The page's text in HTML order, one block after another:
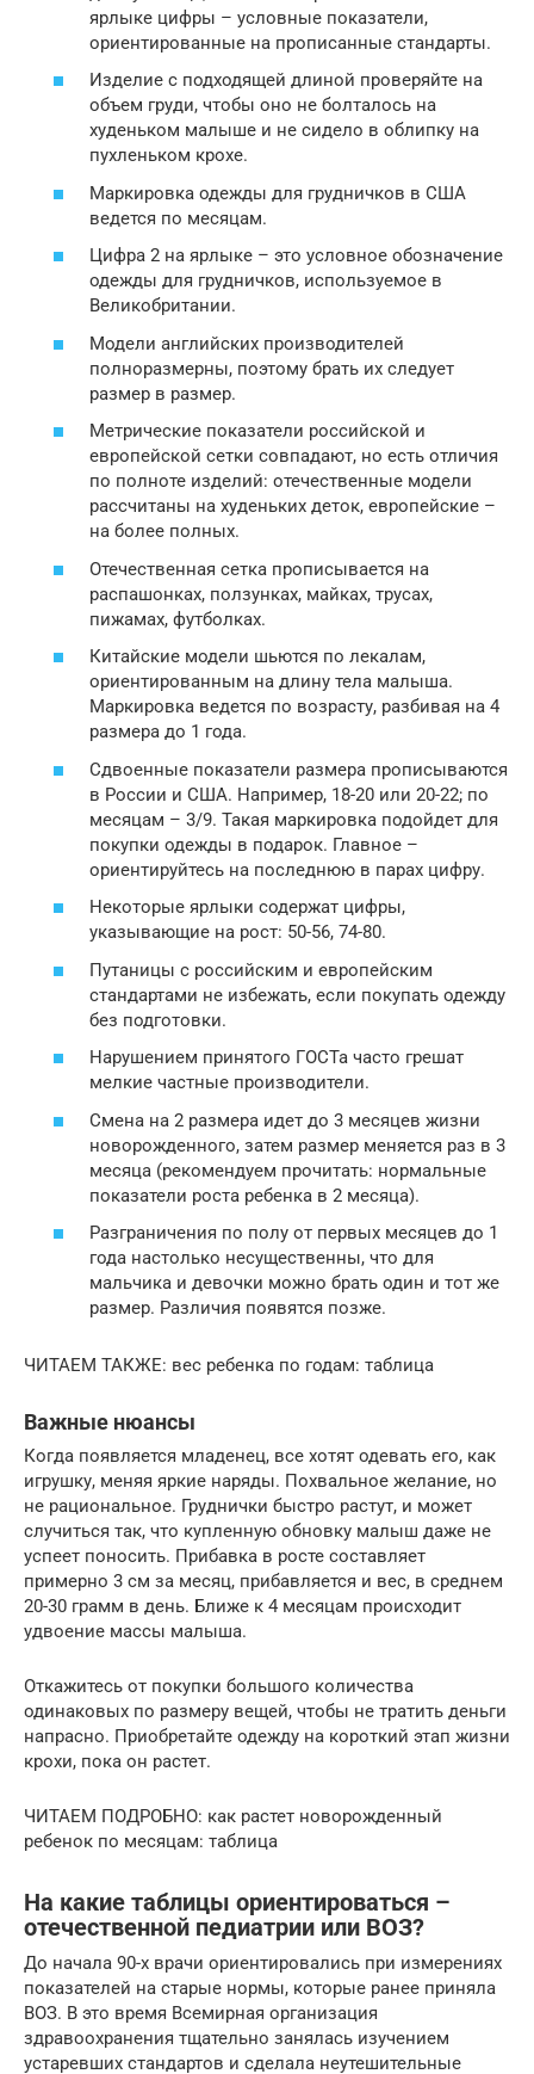
ярлыке цифры – условные показатели,
ориентированные на прописанные стандарты.
Изделие с подходящей длиной проверяйте на
объем груди, чтобы оно не болталось на
худеньком малыше и не сидело в облипку на
пухленьком крохе.
Маркировка одежды для грудничков в США
ведется по месяцам.
Цифра 2 на ярлыке – это условное обозначение
одежды для грудничков, используемое в
Великобритании.
Модели английских производителей
полноразмерны, поэтому брать их следует
размер в размер.
Метрические показатели российской и
европейской сетки совпадают, но есть отличия
по полноте изделий: отечественные модели
рассчитаны на худеньких деток, европейские –
на более полных.
Отечественная сетка прописывается на
распашонках, ползунках, майках, трусах,
пижамах, футболках.
Китайские модели шьются по лекалам,
ориентированным на длину тела малыша.
Маркировка ведется по возрасту, разбивая на 4
размера до 1 года.
Сдвоенные показатели размера прописываются
в России и США. Например, 18-20 или 20-22; по
месяцам – 3/9. Такая маркировка подойдет для
покупки одежды в подарок. Главное –
ориентируйтесь на последнюю в парах цифру.
Некоторые ярлыки содержат цифры,
указывающие на рост: 50-56, 74-80.
Путаницы с российским и европейским
стандартами не избежать, если покупать одежду
без подготовки.
Нарушением принятого ГОСТа часто грешат
мелкие частные производители.
Смена на 2 размера идет до 3 месяцев жизни
новорожденного, затем размер меняется раз в 3
месяца (рекомендуем прочитать: нормальные
показатели роста ребенка в 2 месяца).
Разграничения по полу от первых месяцев до 1
года настолько несущественны, что для
мальчика и девочки можно брать один и тот же
размер. Различия появятся позже.
ЧИТАЕМ ТАКЖЕ: вес ребенка по годам: таблица
Важные нюансы
Когда появляется младенец, все хотят одевать его, как
игрушку, меняя яркие наряды. Похвальное желание, но
не рациональное. Груднички быстро растут, и может
случиться так, что купленную обновку малыш даже не
успеет поносить. Прибавка в росте составляет
примерно 3 см за месяц, прибавляется и вес, в среднем
20-30 грамм в день. Ближе к 4 месяцам происходит
удвоение массы малыша.
Откажитесь от покупки большого количества
одинаковых по размеру вещей, чтобы не тратить деньги
напрасно. Приобретайте одежду на короткий этап жизни
крохи, пока он растет.
ЧИТАЕМ ПОДРОБНО: как растет новорожденный
ребенок по месяцам: таблица
На какие таблицы ориентироваться –
отечественной педиатрии или ВОЗ?
До начала 90-х врачи ориентировались при измерениях
показателей на старые нормы, которые ранее приняла
ВОЗ. В это время Всемирная организация
здравоохранения тщательно занялась изучением
устаревших стандартов и сделала неутешительные